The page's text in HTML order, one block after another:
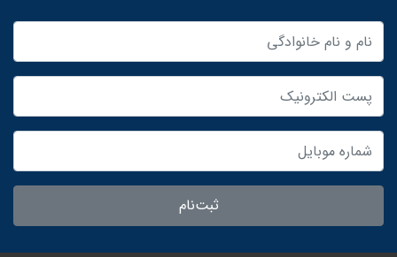
ثبت‌نام